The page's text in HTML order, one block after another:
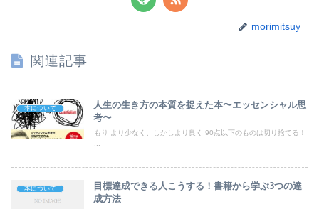
morimitsuy
関連記事
本について
人生の生き方の本質を捉えた本〜エッセンシャル思
考〜
もり より少なく、しかしより良く 90点以下のものは切り捨てる！
...
本について
目標達成できる人こうする！書籍から学ぶ3つの達
成方法